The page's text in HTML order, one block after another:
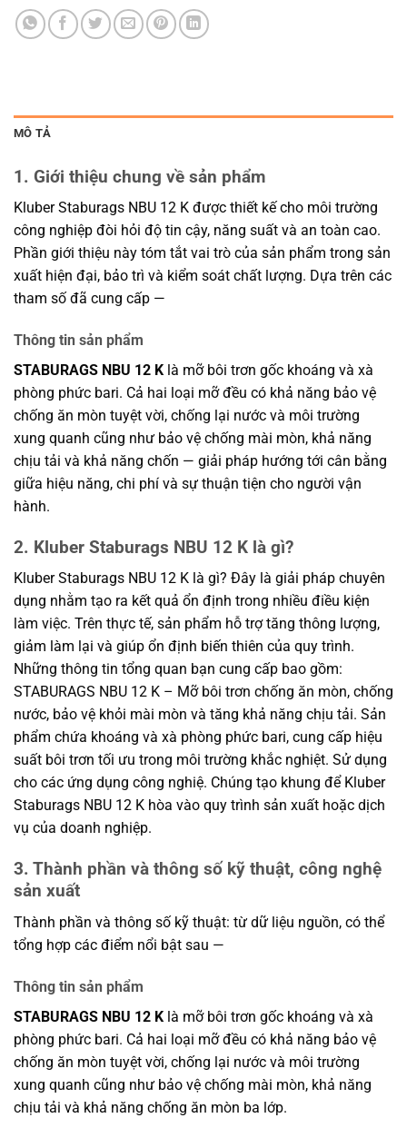
MÔ TẢ
1. Giới thiệu chung về sản phẩm
Kluber Staburags NBU 12 K được thiết kế cho môi trường
công nghiệp đòi hỏi độ tin cậy, năng suất và an toàn cao.
Phần giới thiệu này tóm tắt vai trò của sản phẩm trong sản
xuất hiện đại, bảo trì và kiểm soát chất lượng. Dựa trên các
tham số đã cung cấp —
Thông tin sản phẩm
STABURAGS NBU 12 K là mỡ bôi trơn gốc khoáng và xà
phòng phức bari. Cả hai loại mỡ đều có khả năng bảo vệ
chống ăn mòn tuyệt vời, chống lại nước và môi trường
xung quanh cũng như bảo vệ chống mài mòn, khả năng
chịu tải và khả năng chốn — giải pháp hướng tới cân bằng
giữa hiệu năng, chi phí và sự thuận tiện cho người vận
hành.
2. Kluber Staburags NBU 12 K là gì?
Kluber Staburags NBU 12 K là gì? Đây là giải pháp chuyên
dụng nhằm tạo ra kết quả ổn định trong nhiều điều kiện
làm việc. Trên thực tế, sản phẩm hỗ trợ tăng thông lượng,
giảm làm lại và giúp ổn định biến thiên của quy trình.
Những thông tin tổng quan bạn cung cấp bao gồm:
STABURAGS NBU 12 K – Mỡ bôi trơn chống ăn mòn, chống
nước, bảo vệ khỏi mài mòn và tăng khả năng chịu tải. Sản
phẩm chứa khoáng và xà phòng phức bari, cung cấp hiệu
suất bôi trơn tối ưu trong môi trường khắc nghiệt. Sử dụng
cho các ứng dụng công nghiệ. Chúng tạo khung để Kluber
Staburags NBU 12 K hòa vào quy trình sản xuất hoặc dịch
vụ của doanh nghiệp.
3. Thành phần và thông số kỹ thuật, công nghệ
sản xuất
Thành phần và thông số kỹ thuật: từ dữ liệu nguồn, có thể
tổng hợp các điểm nổi bật sau —
Thông tin sản phẩm
STABURAGS NBU 12 K là mỡ bôi trơn gốc khoáng và xà
phòng phức bari. Cả hai loại mỡ đều có khả năng bảo vệ
chống ăn mòn tuyệt vời, chống lại nước và môi trường
xung quanh cũng như bảo vệ chống mài mòn, khả năng
chịu tải và khả năng chống ăn mòn ba lớp.